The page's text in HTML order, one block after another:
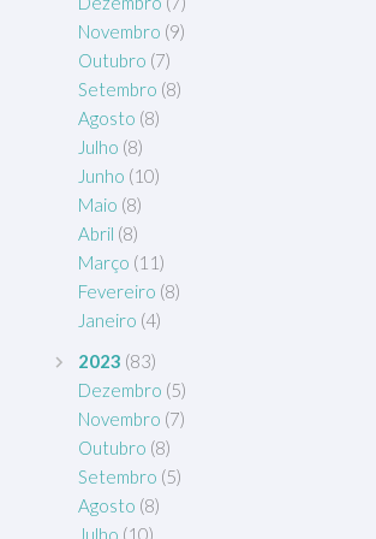
Novembro (9)
Outubro (7)
Setembro (8)
Agosto (8)
Julho (8)
Junho (10)
Maio (8)
Abril (8)
Março (11)
Fevereiro (8)
Janeiro (4)
2023 (83)
Dezembro (5)
Novembro (7)
Outubro (8)
Setembro (5)
Agosto (8)
Julho (10)